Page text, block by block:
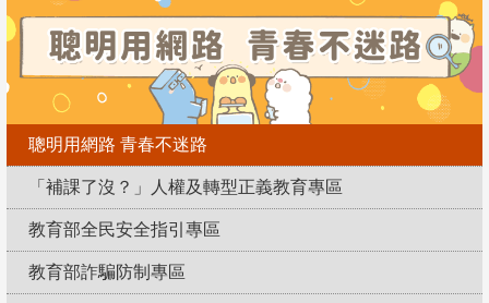
聰明用網路 青春不迷路
「補課了沒？」人權及轉型正義教育專區
教育部全民安全指引專區
教育部詐騙防制專區